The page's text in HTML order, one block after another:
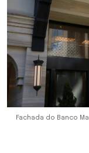
Fachada do Banco